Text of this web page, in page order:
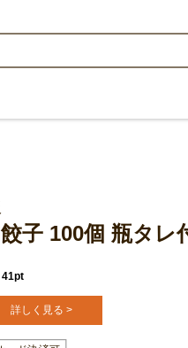
子 100個 瓶タレ
41pt
詳しく見る >